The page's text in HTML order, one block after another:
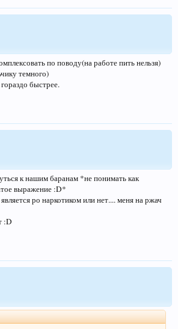
по поводу(на работе пить нельзя)
темного)
быстрее.
к нашим баранам *не понимать как
выражение :D*
ро наркотиком или нет.... меня на ржач
:D